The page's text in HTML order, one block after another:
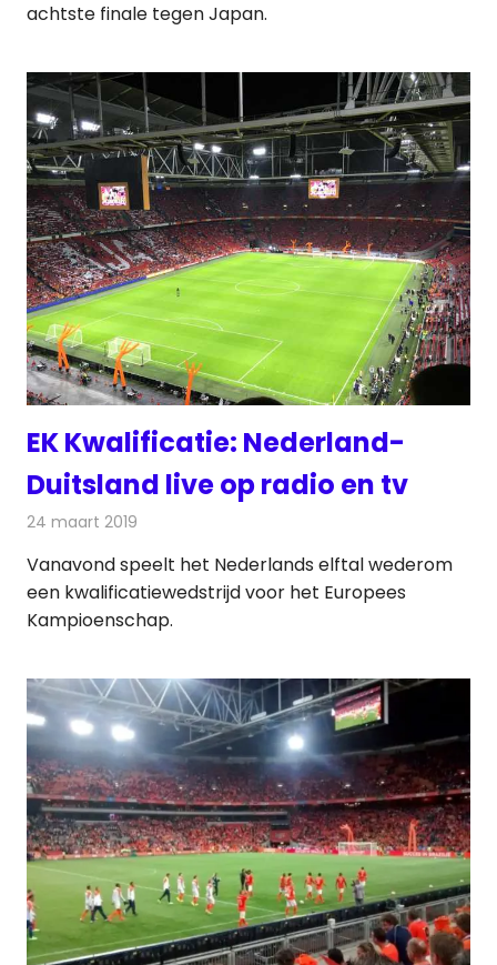
achtste finale tegen Japan.
EK Kwalificatie: Nederland-
Duitsland live op radio en tv
24 maart 2019
Vanavond speelt het Nederlands elftal wederom
een kwalificatiewedstrijd voor het Europees
Kampioenschap.